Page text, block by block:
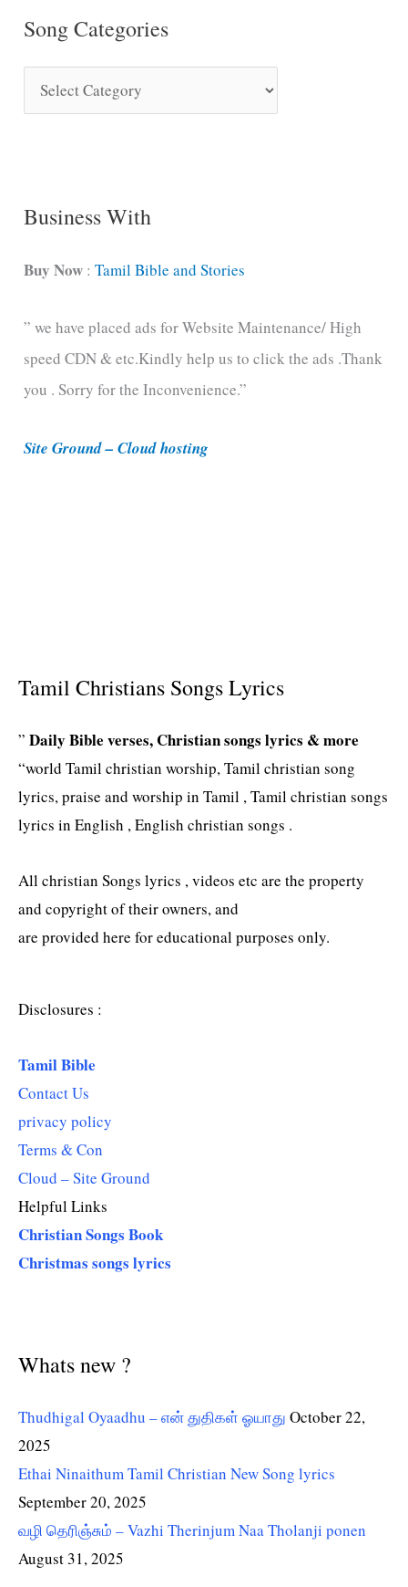
Song Categories
o
C
t
g
o
r
e
Business With
Buy Now :Tamil Bible and Stories
” we have placed ads for Website Maintenance/ High
speed CDN & etc.Kindly help us to click the ads .Thank
you . Sorry for the Inconvenience.”
Site Ground – Cloud hosting
Tamil Christians Songs Lyrics
” Daily Bible verses, Christian songs lyrics & more
“world Tamil christian worship, Tamil christian song
lyrics, praise and worship in Tamil , Tamil christian songs
lyrics in English , English christian songs .
All christian Songs lyrics , videos etc are the property
and copyright of their owners, and
are provided here for educational purposes only.
Disclosures :
Tamil Bible
Contact Us
privacy policy
Terms & Con
Cloud – Site Ground
Helpful Links
Christian Songs Book
Christmas songs lyrics
Whats new ?
Thudhigal Oyaadhu – என் துதிகள் ஓயாது October 22,
2025
Ethai Ninaithum Tamil Christian New Song lyrics
September 20, 2025
வழி தெரிஞ்சும் – Vazhi Therinjum Naa Tholanji ponen
August 31, 2025